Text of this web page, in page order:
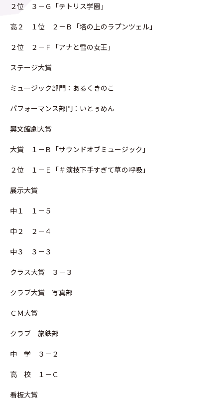
２位 ３－Ｇ「テトリス学園」
高２ １位 ２－Ｂ「塔の上のラプンツェル」
２位 ２－Ｆ「アナと雪の女王」
ステージ大賞
ミュージック部門：あるくきのこ
パフォーマンス部門：いとぅめん
興文館劇大賞
大賞 １－Ｂ「サウンドオブミュージック」
２位 １－Ｅ「＃演技下手すぎて草の呼吸」
展示大賞
中１ １－５
中２ ２－４
中３ ３－３
クラス大賞 ３－３
クラブ大賞 写真部
ＣＭ大賞
クラブ 旅鉄部
中 学 ３－２
高 校 １－Ｃ
看板大賞